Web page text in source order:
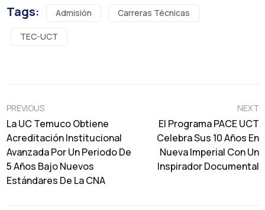
Tags: Admisión Carreras Técnicas
TEC-UCT
PREVIOUS
La UC Temuco Obtiene
Acreditación Institucional
Avanzada Por Un Periodo De
5 Años Bajo Nuevos
Estándares De La CNA
NEXT
El Programa PACE UCT
Celebra Sus 10 Años En
Nueva Imperial Con Un
Inspirador Documental